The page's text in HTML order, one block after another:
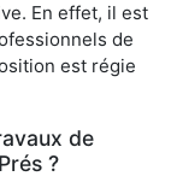
En effet, il est
de
est régie
de
?